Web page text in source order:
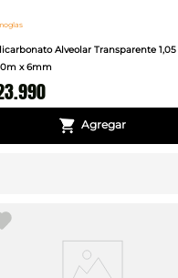
Alveolar Transparente 1,05
x 6mm
.990